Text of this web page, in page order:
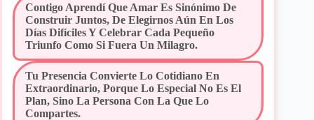
Contigo Aprendí Que Amar Es Sinónimo De
Construir Juntos, De Elegirnos Aún En Los
Días Difíciles Y Celebrar Cada Pequeño
Triunfo Como Si Fuera Un Milagro.
Tu Presencia Convierte Lo Cotidiano En
Extraordinario, Porque Lo Especial No Es El
Plan, Sino La Persona Con La Que Lo
Compartes.